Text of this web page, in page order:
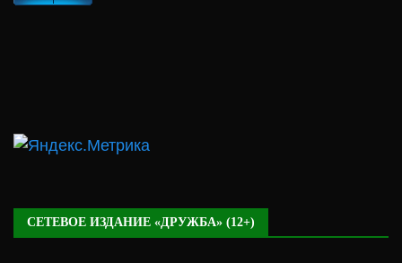
СЕТЕВОЕ ИЗДАНИЕ «ДРУЖБА» (12+)